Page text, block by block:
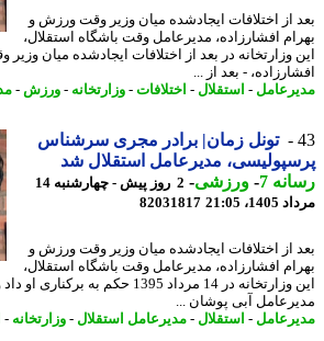
از اختلافات ایجادشده میان وزیر وقت ورزش و
افشارزاده، مدیرعامل وقت باشگاه استقلال،
وزارتخانه در بعد از اختلافات ایجادشده میان وزیر
- بعد از ...
-استقلال-اختلافات-وزارتخانه-ورزش -
تونل زمان| برادر مجری سرشناس
مدیرعامل استقلال شد
7
-ورزشی-
2 روز پیش - چهارشنبه 14
21:05
82031817
از اختلافات ایجادشده میان وزیر وقت ورزش و
افشارزاده، مدیرعامل وقت باشگاه استقلال،
این وزارتخانه در 14 مرداد 1395 حکم به
آبی پوشان ...
-استقلال-مدیرعامل استقلال-وزارتخانه-